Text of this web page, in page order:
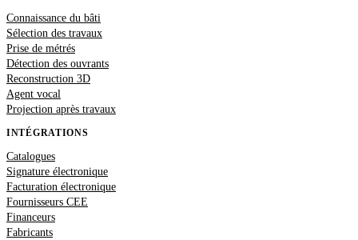
Connaissance du bâti
Sélection des travaux
Prise de métrés
Détection des ouvrants
Reconstruction 3D
Agent vocal
Projection après travaux
INTÉGRATIONS
Catalogues
Signature électronique
Facturation électronique
Fournisseurs CEE
Financeurs
Fabricants